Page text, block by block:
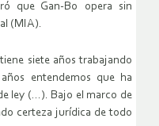
que Gan-Bo opera sin
(MIA).
siete años trabajando
entendemos que ha
ley (…). Bajo el marco de
certeza jurídica de todo